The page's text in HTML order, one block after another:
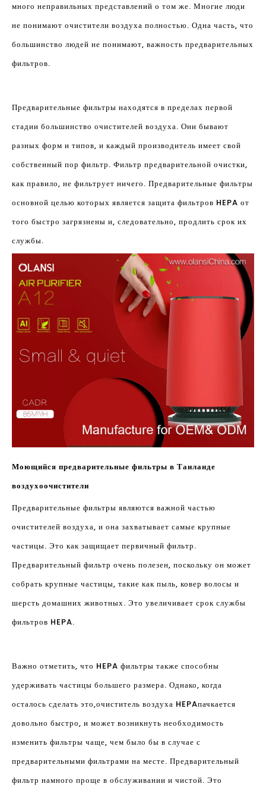
много неправильных представлений о том же. Многие люди
не понимают очистители воздуха полностью. Одна часть, что
большинство людей не понимают, важность предварительных
фильтров.
Предварительные фильтры находятся в пределах первой
стадии большинство очистителей воздуха. Они бывают
разных форм и типов, и каждый производитель имеет свой
собственный пор фильтр. Фильтр предварительной очистки,
как правило, не фильтрует ничего. Предварительные фильтры
основной целью которых является защита фильтров HEPA от
того быстро загрязнены и, следовательно, продлить срок их
службы.
Моющийся предварительные фильтры в Таиланде
воздухоочистители
Предварительные фильтры являются важной частью
очистителей воздуха, и она захватывает самые крупные
частицы. Это как защищает первичный фильтр.
Предварительный фильтр очень полезен, поскольку он может
собрать крупные частицы, такие как пыль, ковер волосы и
шерсть домашних животных. Это увеличивает срок службы
фильтров HEPA.
Важно отметить, что HEPA фильтры также способны
удерживать частицы большего размера. Однако, когда
осталось сделать это,очиститель воздуха HEPAпачкается
довольно быстро, и может возникнуть необходимость
изменить фильтры чаще, чем было бы в случае с
предварительными фильтрами на месте. Предварительный
фильтр намного проще в обслуживании и чистой. Это